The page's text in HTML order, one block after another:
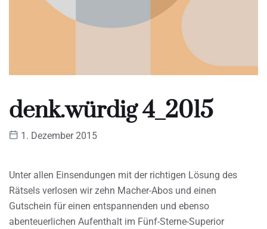
denk.würdig 4_2015
1. Dezember 2015
Unter allen Einsendungen mit der richtigen Lösung des
Rätsels verlosen wir zehn Macher-Abos und einen
Gutschein für einen entspannenden und ebenso
abenteuerlichen Aufenthalt im Fünf-Sterne-Superior